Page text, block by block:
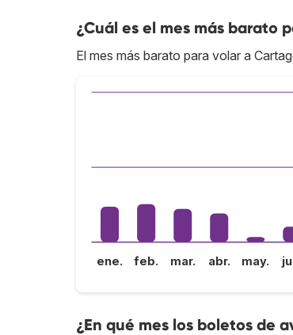
¿Cuál es el mes más barato
El mes más barato para volar a
ene. feb. mar. abr. may.
¿En qué mes los boletos de